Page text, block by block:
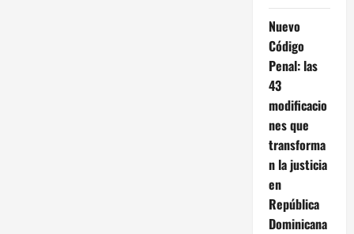
Nuevo
Código
Penal: las
43
modificacio
nes que
transforma
n la justicia
en
República
Dominicana